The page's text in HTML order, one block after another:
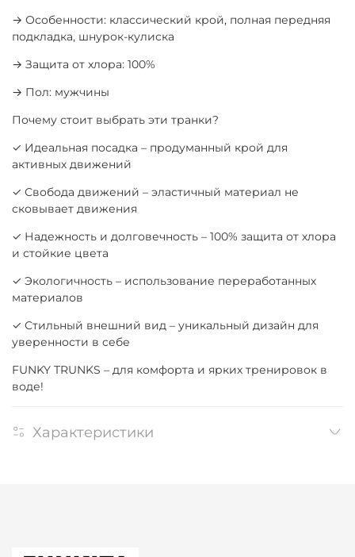
→ Особенности: классический крой, полная передняя
подкладка, шнурок-кулиска
→ Защита от хлора: 100%
→ Пол: мужчины
Почему стоит выбрать эти транки?
✓ Идеальная посадка – продуманный крой для
активных движений
✓ Свобода движений – эластичный материал не
сковывает движения
✓ Надежность и долговечность – 100% защита от хлора
и стойкие цвета
✓ Экологичность – использование переработанных
материалов
✓ Стильный внешний вид – уникальный дизайн для
уверенности в себе
FUNKY TRUNKS – для комфорта и ярких тренировок в
воде!
Характеристики